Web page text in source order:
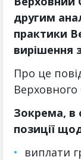
другим
практики
вирішення
Про це
Верховного
Зокрема, в
позиції
виплати